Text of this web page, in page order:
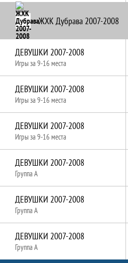
ЖХК Дубрава 2007-2008
ДЕВУШКИ 2007-2008
Игры за 9-16 места
ДЕВУШКИ 2007-2008
Игры за 9-16 места
ДЕВУШКИ 2007-2008
Игры за 9-16 места
ДЕВУШКИ 2007-2008
Группа A
ДЕВУШКИ 2007-2008
Группа A
ДЕВУШКИ 2007-2008
Группа A